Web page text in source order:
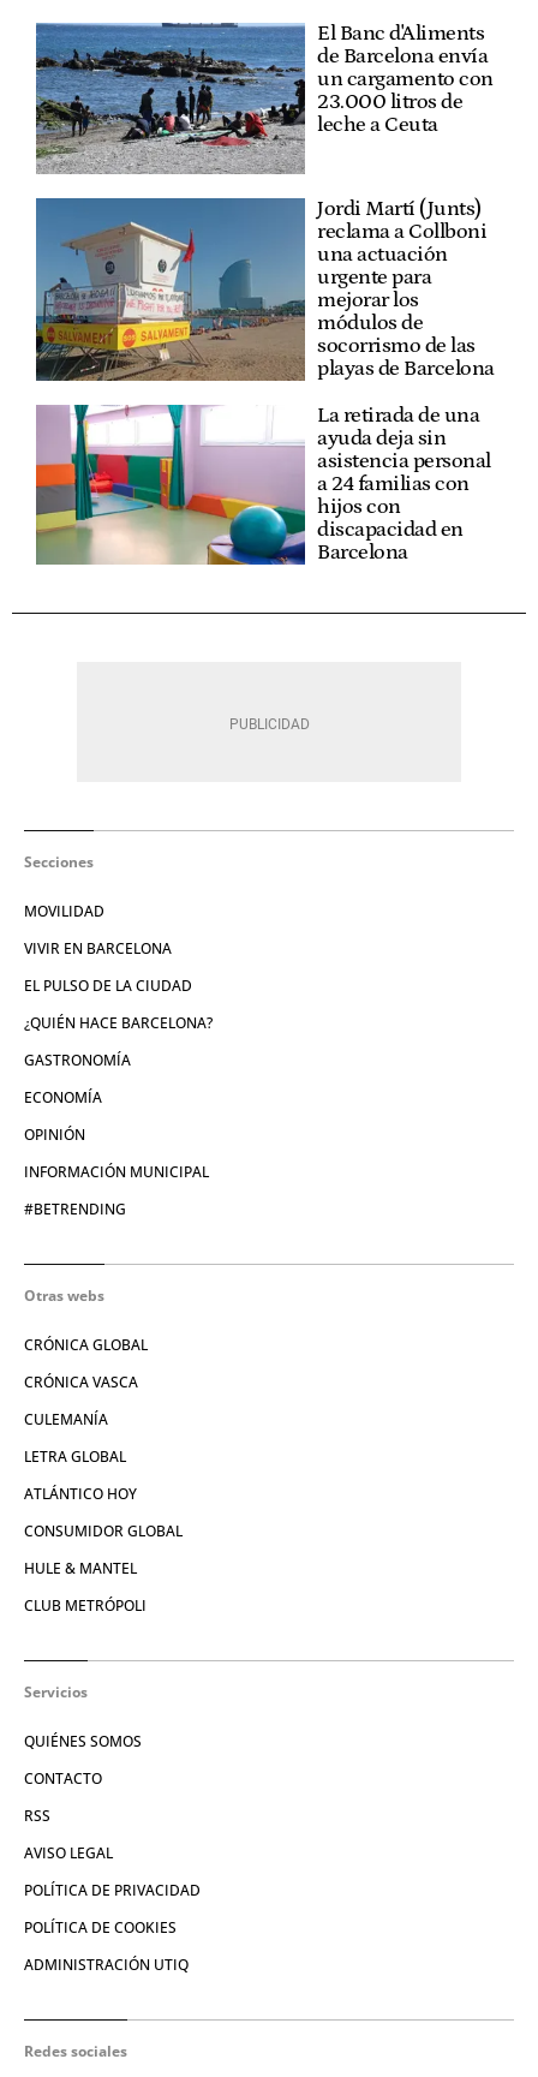
El Banc d'Aliments
de Barcelona envía
un cargamento con
23.000 litros de
leche a Ceuta
Jordi Martí (Junts)
reclama a Collboni
una actuación
urgente para
mejorar los
módulos de
socorrismo de las
playas de Barcelona
La retirada de una
ayuda deja sin
asistencia personal
a 24 familias con
hijos con
discapacidad en
Barcelona
Secciones
MOVILIDAD
VIVIR EN BARCELONA
EL PULSO DE LA CIUDAD
¿QUIÉN HACE BARCELONA?
GASTRONOMÍA
ECONOMÍA
OPINIÓN
INFORMACIÓN MUNICIPAL
#BETRENDING
Otras webs
CRÓNICA GLOBAL
CRÓNICA VASCA
CULEMANÍA
LETRA GLOBAL
ATLÁNTICO HOY
CONSUMIDOR GLOBAL
HULE & MANTEL
CLUB METRÓPOLI
Servicios
QUIÉNES SOMOS
CONTACTO
RSS
AVISO LEGAL
POLÍTICA DE PRIVACIDAD
POLÍTICA DE COOKIES
ADMINISTRACIÓN UTIQ
Redes sociales